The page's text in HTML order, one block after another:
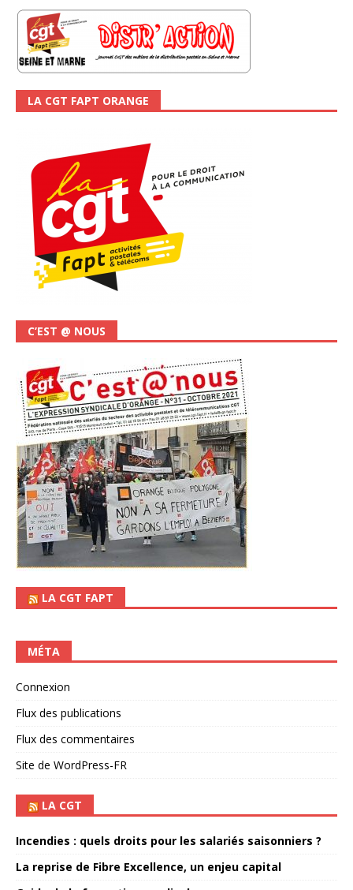
LA CGT FAPT ORANGE
C’EST @ NOUS
LA CGT FAPT
MÉTA
Connexion
Flux des publications
Flux des commentaires
Site de WordPress-FR
LA CGT
Incendies : quels droits pour les salariés saisonniers ?
La reprise de Fibre Excellence, un enjeu capital